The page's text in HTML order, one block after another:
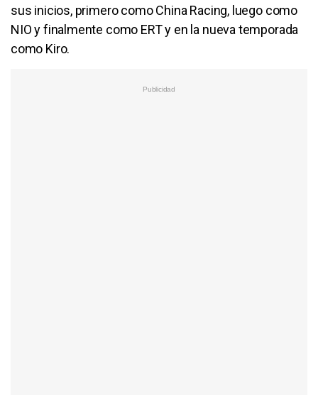
sus inicios, primero como China Racing, luego como
NIO y finalmente como ERT y en la nueva temporada
como Kiro.